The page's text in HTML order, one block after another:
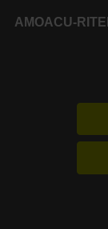
AMOACU-RITE